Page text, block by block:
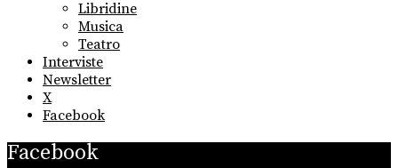
Libridine
Musica
Teatro
Interviste
Newsletter
X
Facebook
Facebook